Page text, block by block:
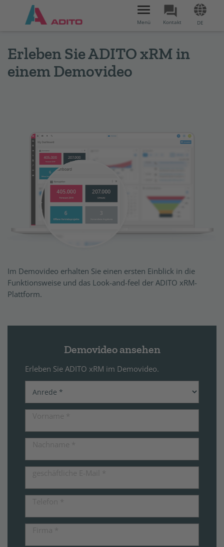
DE
Kontakt
Toggle
navigation
Menü
Erleben Sie ADITO xRM in
einem Demovideo
Im Demovideo erhalten Sie einen ersten Einblick in die
Funktionsweise und das Look-and-feel der ADITO xRM-
Plattform.
Demovideo ansehen
Erleben Sie ADITO xRM im Demovideo.